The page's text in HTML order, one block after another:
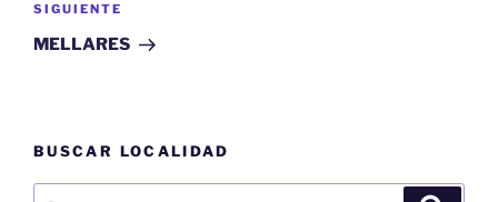
Siguiente
entrada
SIGUIENTE
MELLARES
BUSCAR LOCALIDAD